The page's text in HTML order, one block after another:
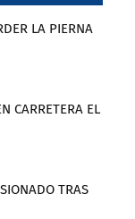
LA PIERNA
CARRETERA EL
TRAS